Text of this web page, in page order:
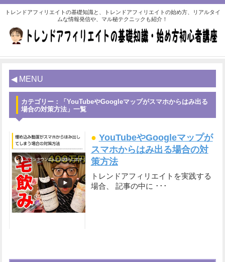
トレンドアフィリエイトの基礎知識と、トレンドアフィリエイトの始め方、リアルタイ
ムな情報発信や、マル秘テクニックも紹介！
◀ MENU
カテゴリー：「YouTubeやGoogleマップがスマホからはみ出る
場合の対策方法」一覧
● YouTubeやGoogleマップが
スマホからはみ出る場合の対
策方法
トレンドアフィリエイトを実践する
場合、 記事の中に ･･･